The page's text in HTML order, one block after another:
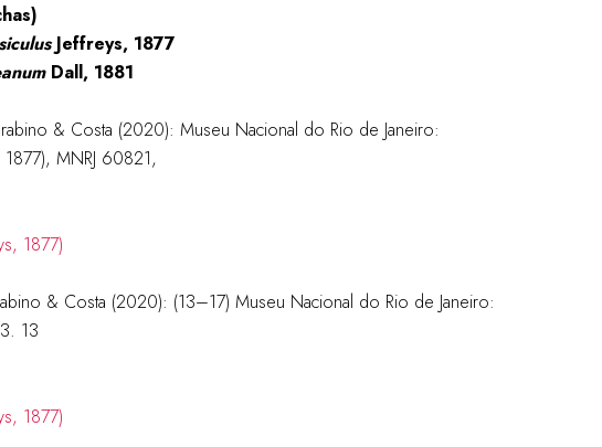
Jeffreys, 1877
Dall, 1881
& Costa (2020): Museu Nacional do Rio de Janeiro:
MNRJ 60821,
& Costa (2020): (13–17) Museu Nacional do Rio de Janeiro:
13